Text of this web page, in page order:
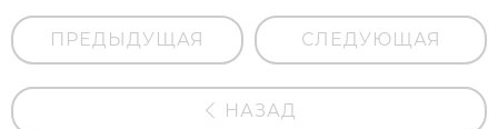
ПРЕДЫДУЩАЯ СЛЕДУЮЩАЯ
НАЗАД